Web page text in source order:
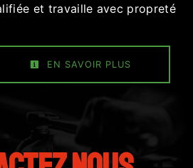
et travaille avec propreté
EN SAVOIR PLUS